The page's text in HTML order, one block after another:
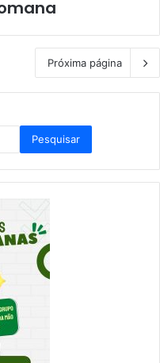
Próxima página
Pesquisar